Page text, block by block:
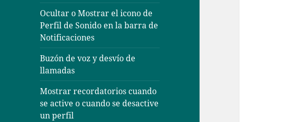
Ocultar o Mostrar el icono de
Perfil de Sonido en la barra de
Notificaciones
Buzón de voz y desvío de
llamadas
Mostrar recordatorios cuando
se active o cuando se desactive
un perfil